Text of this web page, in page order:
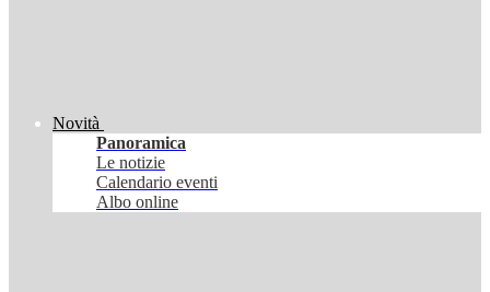
Novità
Panoramica
Le notizie
Calendario eventi
Albo online